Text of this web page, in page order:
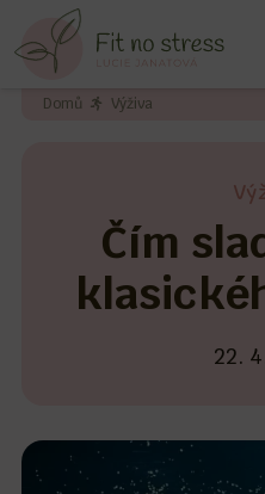
Domů Výživa
Čím
22.